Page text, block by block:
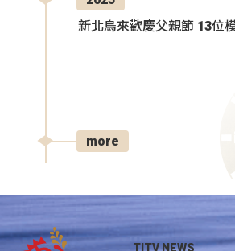
新北烏來歡慶父親節 13位
more
TITV NEWS